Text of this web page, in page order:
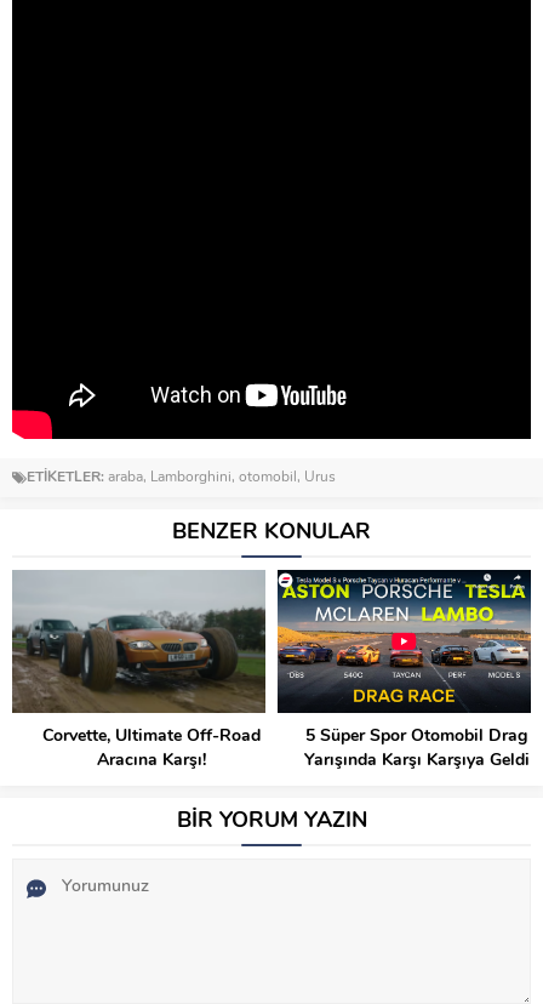
ETİKETLER: araba, Lamborghini, otomobil , Urus
BENZER KONULAR
Corvette, Ultimate Off-Road
Aracına Karşı!
5 Süper Spor Otomobil Drag
Yarışında Karşı Karşıya Geldi
BİR YORUM YAZIN